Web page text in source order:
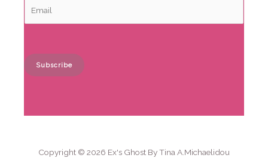
Subscribe
Copyright © 2026 Ex's Ghost By Tina A.Michaelidou